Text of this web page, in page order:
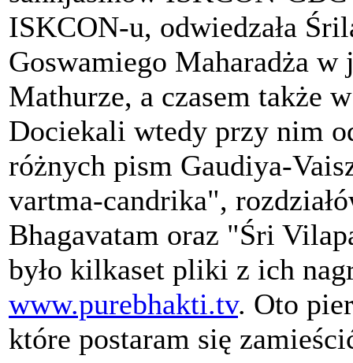
ISKCON-u, odwiedzała
Goswamiego Maharadża
Mathurze, a czasem także
Dociekali wtedy przy nim
różnych pism Gaudiya-
vartma-candrika",
Bhagavatam oraz "Śri
było kilkaset pliki z ich
www.purebhakti.tv. Oto
które postaram się